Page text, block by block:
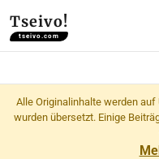
Tseivo!
tseivo.com
Alle Originalinhalte werden
wurden übersetzt. Einige